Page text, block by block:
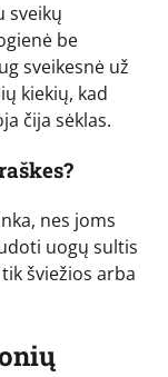
sveikų
be
sveikesnė už
kiekių, kad
čija sėklas.
nes joms
uogų sultis
šviežios arba